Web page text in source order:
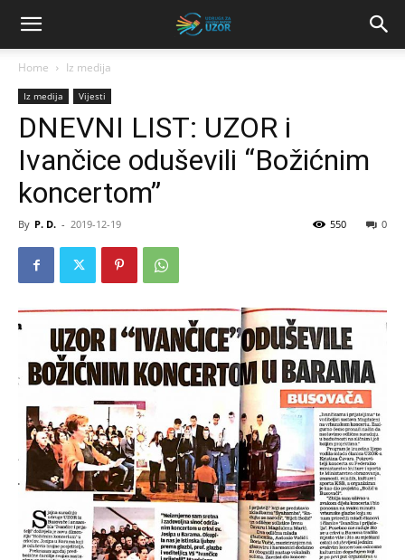
Home Iz medija
Iz medija Vijesti
DNEVNI LIST: UZOR i
Ivančice oduševili “Božićnim
koncertom”
By P. D. - 2019-12-19 0
550